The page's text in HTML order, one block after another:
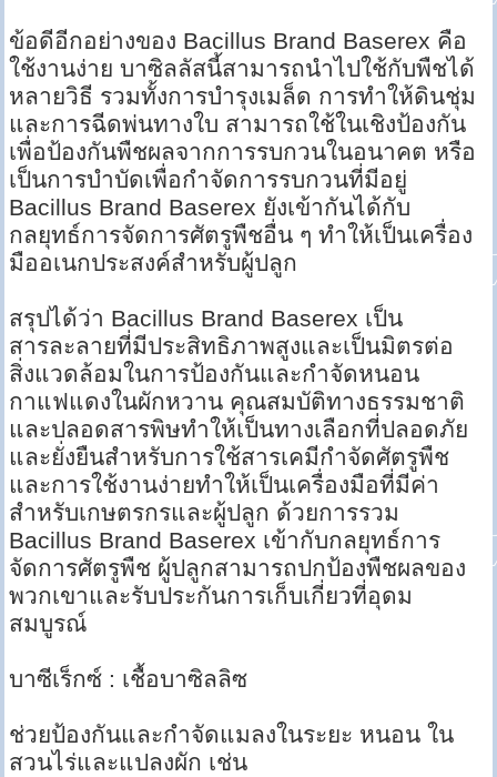
ข้อดีอีกอย่างของ Bacillus Brand Baserex คือ
ใช้งานง่าย บาซิลลัสนี้สามารถนำไปใช้กับพืชได้
หลายวิธี รวมทั้งการบำรุงเมล็ด การทำให้ดินชุ่ม
และการฉีดพ่นทางใบ สามารถใช้ในเชิงป้องกัน
เพื่อป้องกันพืชผลจากการรบกวนในอนาคต หรือ
เป็นการบำบัดเพื่อกำจัดการรบกวนที่มีอยู่
Bacillus Brand Baserex ยังเข้ากันได้กับ
กลยุทธ์การจัดการศัตรูพืชอื่น ๆ ทำให้เป็นเครื่อง
มืออเนกประสงค์สำหรับผู้ปลูก
สรุปได้ว่า Bacillus Brand Baserex เป็น
สารละลายที่มีประสิทธิภาพสูงและเป็นมิตรต่อ
สิ่งแวดล้อมในการป้องกันและกำจัดหนอน
กาแฟแดงในผักหวาน คุณสมบัติทางธรรมชาติ
และปลอดสารพิษทำให้เป็นทางเลือกที่ปลอดภัย
และยั่งยืนสำหรับการใช้สารเคมีกำจัดศัตรูพืช
และการใช้งานง่ายทำให้เป็นเครื่องมือที่มีค่า
สำหรับเกษตรกรและผู้ปลูก ด้วยการรวม
Bacillus Brand Baserex เข้ากับกลยุทธ์การ
จัดการศัตรูพืช ผู้ปลูกสามารถปกป้องพืชผลของ
พวกเขาและรับประกันการเก็บเกี่ยวที่อุดม
สมบูรณ์
บาซีเร็กซ์ : เชื้อบาซิลลิซ
ช่วยป้องกันและกำจัดแมลงในระยะ หนอน ใน
สวนไร่และแปลงผัก เช่น